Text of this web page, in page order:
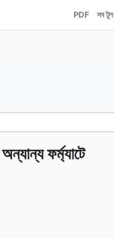
PDF সব টুল
ফর্ম্যাটে